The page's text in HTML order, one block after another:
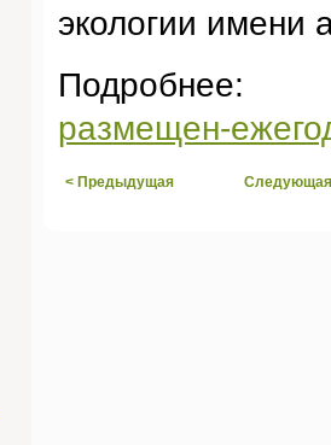
экологии имени
размещен-
< Предыдущая